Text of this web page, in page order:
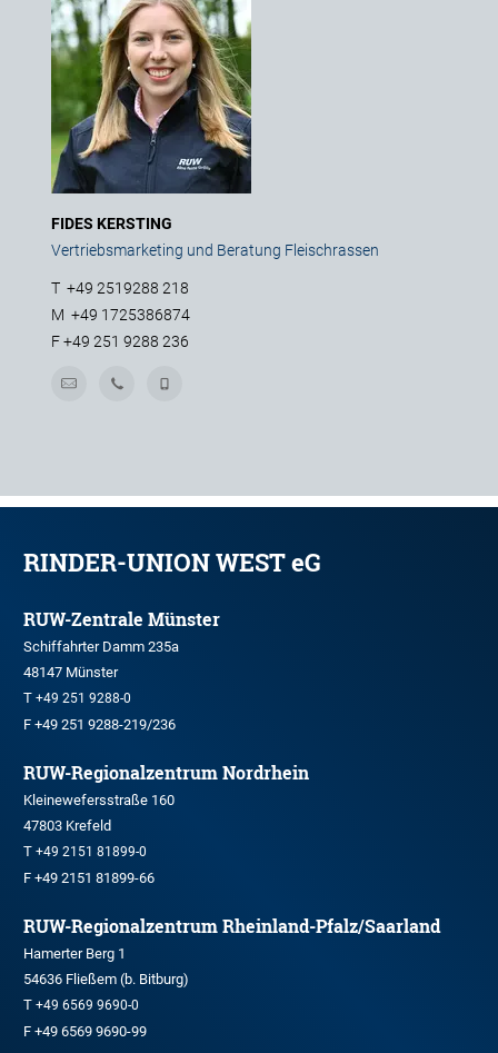
FIDES KERSTING
Vertriebsmarketing und Beratung Fleischrassen
T +49 2519288 218
M +49 1725386874
F+49 251 9288 236
RINDER-UNION WEST eG
RUW-Zentrale Münster
Schiffahrter Damm 235a
48147 Münster
T +49 251 9288-0
F +49 251 9288-219/236
RUW-Regionalzentrum Nordrhein
Kleinewefersstraße 160
47803 Krefeld
T +49 2151 81899-0
F +49 2151 81899-66
RUW-Regionalzentrum Rheinland-Pfalz/Saarland
Hamerter Berg 1
54636 Fließem (b. Bitburg)
T +49 6569 9690-0
F +49 6569 9690-99